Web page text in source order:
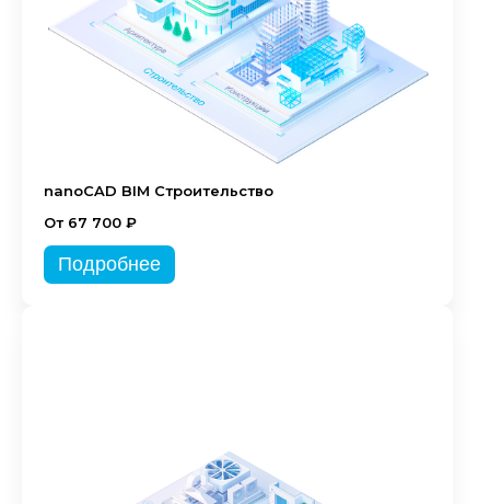
nanoCAD BIM Строительство
От 67 700 ₽
Подробнее